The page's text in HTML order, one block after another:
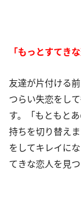
「もっとすてき
友達が片付ける
つらい失恋をし
す。「もともと
持ちを切り替え
をしてキレイに
てきな恋人を見